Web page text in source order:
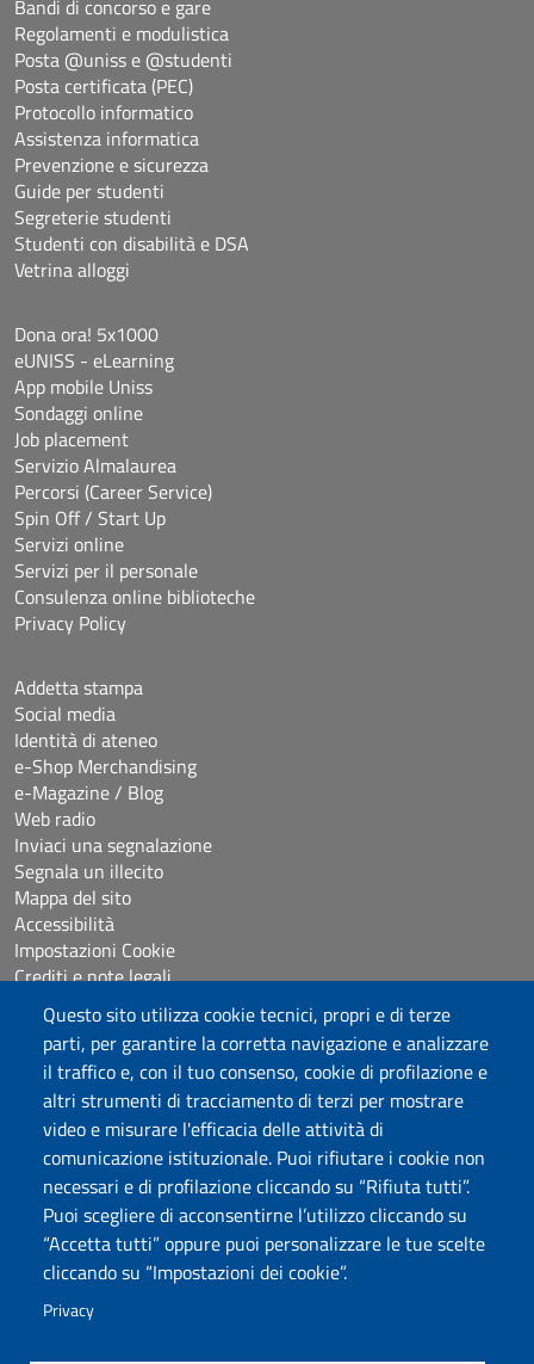
Questo sito utilizza cookie tecnici, propri e di terze
parti, per garantire la corretta navigazione e analizzare
il traffico e, con il tuo consenso, cookie di profilazione e
altri strumenti di tracciamento di terzi per mostrare
video e misurare l'efficacia delle attività di
comunicazione istituzionale. Puoi rifiutare i cookie non
necessari e di profilazione cliccando su “Rifiuta tutti”.
Puoi scegliere di acconsentirne l’utilizzo cliccando su
“Accetta tutti” oppure puoi personalizzare le tue scelte
cliccando su “Impostazioni dei cookie”.
Privacy
Università degli Studi di Sassari
Piazza Università 21, Sassari
Tel.: 800 882994 (Orientamento studenti)
RETTORE:rettore@uniss.it
PEC:protocollo@pec.uniss.it
URP:urp@uniss.it
Bandi di concorso e gare
Regolamenti e modulistica
Posta @uniss e @studenti
Posta certificata (PEC)
Protocollo informatico
Assistenza informatica
Prevenzione e sicurezza
Guide per studenti
Segreterie studenti
Studenti con disabilità e DSA
Vetrina alloggi
Dona ora! 5x1000
eUNISS - eLearning
App mobile Uniss
Sondaggi online
Job placement
Servizio Almalaurea
Percorsi (Career Service)
Spin Off / Start Up
Servizi online
Servizi per il personale
Consulenza online biblioteche
Privacy Policy
Addetta stampa
Social media
Identità di ateneo
e-Shop Merchandising
e-Magazine / Blog
Web radio
Inviaci una segnalazione
Segnala un illecito
Mappa del sito
Accessibilità
Impostazioni Cookie
Crediti e note legali
Seguici su
Chatta con noi